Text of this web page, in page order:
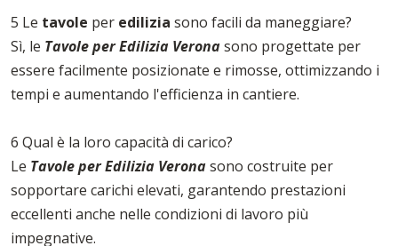
5 Le tavole per edilizia sono facili da maneggiare?
Sì, le Tavole per Edilizia Veronasono progettate per
essere facilmente posizionate e rimosse, ottimizzando i
tempi e aumentando l'efficienza in cantiere.
6 Qual è la loro capacità di carico?
Le Tavole per Edilizia Veronasono costruite per
sopportare carichi elevati, garantendo prestazioni
eccellenti anche nelle condizioni di lavoro più
impegnative.